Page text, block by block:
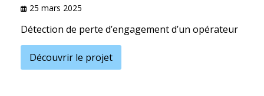
25 mars 2025
Détection de perte d’engagement d’un opérateur
Découvrir le projet